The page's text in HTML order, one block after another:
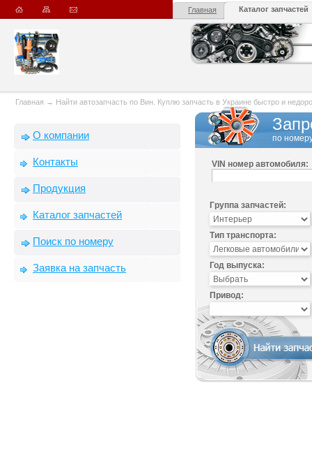
Главная Каталог запчастей
Главная → Найти автозапчасть по Вин. Куплю запчасть в Украине быстро и
О компании
Контакты
Продукция
Каталог запчастей
Поиск по номеру
Заявка на запчасть
по
VIN номер автомобиля:
Группа запчастей:
Тип транспорта:
Год выпуска:
Привод: